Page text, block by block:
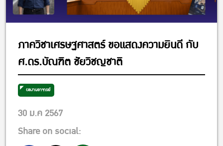
ภาควิชาเศรษฐศาสตร์ ขอแสดงความยินดี กับ
ศ.ดร.บัณฑิต ชัยวิชญชาติ
ผลงานอาจารย์
30 ม.ค 2567
Share on social: